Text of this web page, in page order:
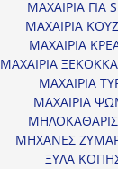
ΜΑΧΑΙΡΙΑ ΓΙΑ
ΜΑΧΑΙΡΙΑ
ΜΑΧΑΙΡΙΑ
ΜΑΧΑΙΡΙΑ
ΜΑΧΑΙΡΙΑ
ΜΑΧΑΙΡΙΑ
ΜΗΧΑΝΕΣ
ΞΥΛΑ